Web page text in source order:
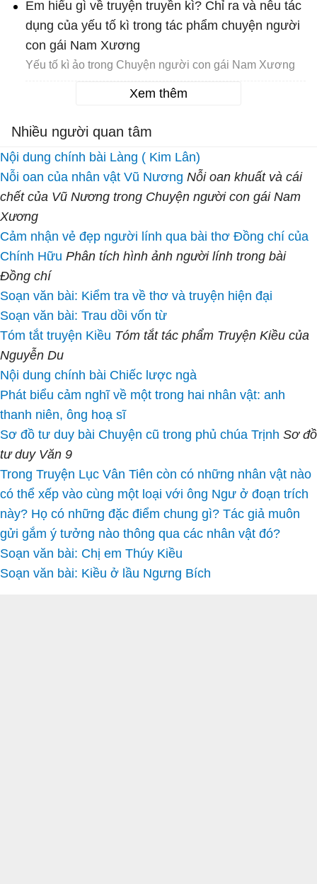
Em hiểu gì về truyện truyền kì? Chỉ ra và nêu tác
dụng của yếu tố kì trong tác phẩm chuyện người
con gái Nam Xương
Yếu tố kì ảo trong Chuyện người con gái Nam Xương
Xem thêm
Nhiều người quan tâm
Nội dung chính bài Làng ( Kim Lân)
Nỗi oan của nhân vật Vũ Nương Nỗi oan khuất và cái
chết của Vũ Nương trong Chuyện người con gái Nam
Xương
Cảm nhận vẻ đẹp người lính qua bài thơ Đồng chí của
Chính Hữu Phân tích hình ảnh người lính trong bài
Đồng chí
Soạn văn bài: Kiểm tra về thơ và truyện hiện đại
Soạn văn bài: Trau dồi vốn từ
Tóm tắt truyện Kiều Tóm tắt tác phẩm Truyện Kiều của
Nguyễn Du
Nội dung chính bài Chiếc lược ngà
Phát biểu cảm nghĩ về một trong hai nhân vật: anh
thanh niên, ông hoạ sĩ
Sơ đồ tư duy bài Chuyện cũ trong phủ chúa Trịnh Sơ đồ
tư duy Văn 9
Trong Truyện Lục Vân Tiên còn có những nhân vật nào
có thể xếp vào cùng một loại với ông Ngư ở đoạn trích
này? Họ có những đặc điểm chung gì? Tác giả muôn
gửi gắm ý tưởng nào thông qua các nhân vật đó?
Soạn văn bài: Chị em Thúy Kiều
Soạn văn bài: Kiều ở lầu Ngưng Bích